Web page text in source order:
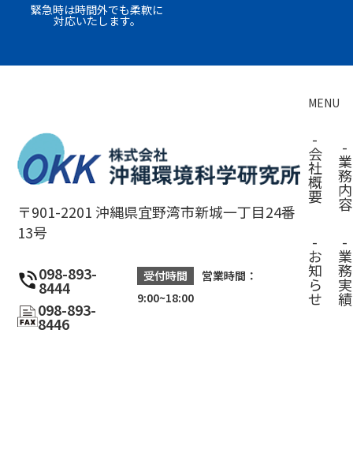
緊急時は時間外でも柔軟に
対応いたします。
〒901-2201 沖縄県宜野湾市新城一丁目24番
13号
098-893-
8444
098-893-
8446
受付時間
営業時間：
9:00~18:00
MENU
-
会
社
概
要
-
業
務
内
容
-
お
知
ら
せ
-
業
務
実
績